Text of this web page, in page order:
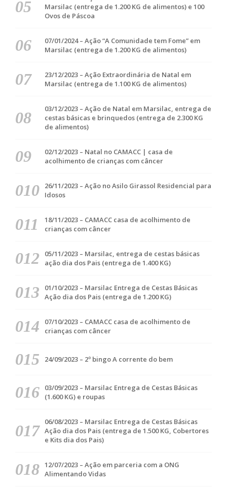
Marsilac (entrega de 1.200 KG de alimentos) e 100
Ovos de Páscoa
07/01/2024 – Ação “A Comunidade tem Fome” em
Marsilac (entrega de 1.200 KG de alimentos)
23/12/2023 – Ação Extraordinária de Natal em
Marsilac (entrega de 1.100 KG de alimentos)
03/12/2023 – Ação de Natal em Marsilac, entrega de
cestas básicas e brinquedos (entrega de 2.300 KG
de alimentos)
02/12/2023 – Natal no CAMACC | casa de
acolhimento de crianças com câncer
26/11/2023 – Ação no Asilo Girassol Residencial para
Idosos
18/11/2023 – CAMACC casa de acolhimento de
crianças com câncer
05/11/2023 – Marsilac, entrega de cestas básicas
ação dia dos Pais (entrega de 1.400 KG)
01/10/2023 – Marsilac Entrega de Cestas Básicas
Ação dia dos Pais (entrega de 1.200 KG)
07/10/2023 – CAMACC casa de acolhimento de
crianças com câncer
24/09/2023 – 2º bingo A corrente do bem
03/09/2023 – Marsilac Entrega de Cestas Básicas
(1.600 KG) e roupas
06/08/2023 – Marsilac Entrega de Cestas Básicas
Ação dia dos Pais (entrega de 1.500 KG, Cobertores
e Kits dia dos Pais)
12/07/2023 – Ação em parceria com a ONG
Alimentando Vidas